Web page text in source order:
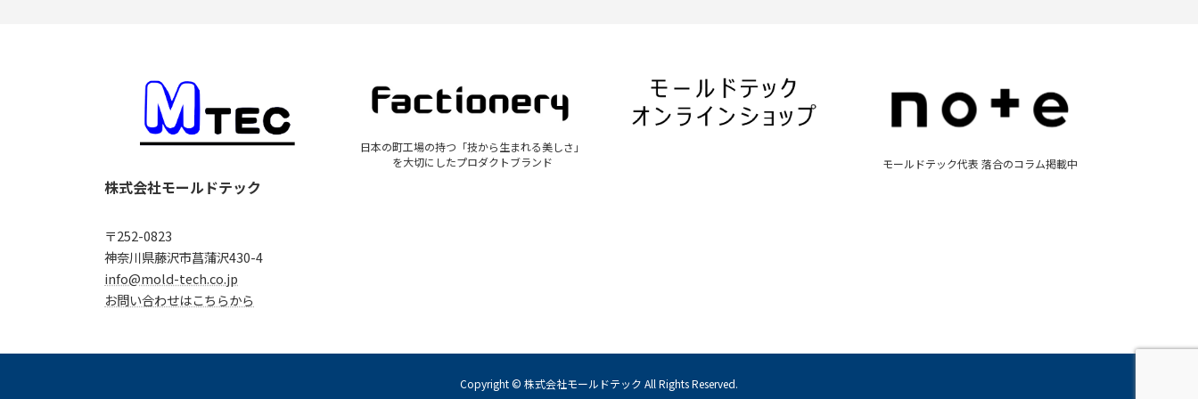
株式会社モールドテック
〒252-0823
神奈川県藤沢市菖蒲沢430-4
info@mold-tech.co.jp
お問い合わせはこちらから
日本の町工場の持つ「技から生まれる美しさ」
を大切にしたプロダクトブランド
モールドテック代表 落合のコラム掲載中
Copyright © 株式会社モールドテック All Rights Reserved.